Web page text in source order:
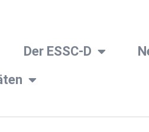
Der ESSC-D